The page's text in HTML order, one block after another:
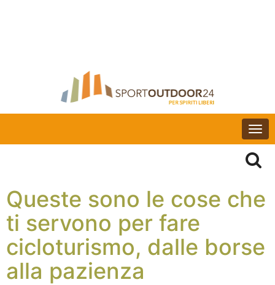
Queste sono le cose che
ti servono per fare
cicloturismo, dalle borse
alla pazienza